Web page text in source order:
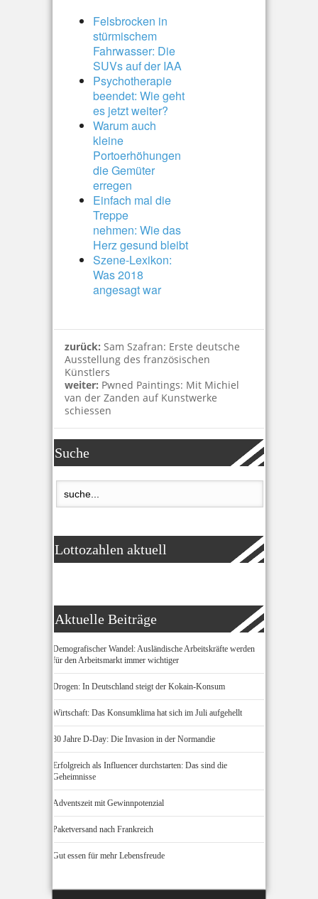
Felsbrocken in
stürmischem
Fahrwasser: Die
SUVs auf der IAA
Psychotherapie
beendet: Wie geht
es jetzt weiter?
Warum auch
kleine
Portoerhöhungen
die Gemüter
erregen
Einfach mal die
Treppe
nehmen: Wie das
Herz gesund bleibt
Szene-Lexikon:
Was 2018
angesagt war
zurück: Sam Szafran: Erste deutsche
Ausstellung des französischen
Künstlers
weiter: Pwned Paintings: Mit Michiel
van der Zanden auf Kunstwerke
schiessen
Suche
Lottozahlen aktuell
Aktuelle Beiträge
Demografischer Wandel: Ausländische Arbeitskräfte werden
für den Arbeitsmarkt immer wichtiger
Drogen: In Deutschland steigt der Kokain-Konsum
Wirtschaft: Das Konsumklima hat sich im Juli aufgehellt
80 Jahre D-Day: Die Invasion in der Normandie
Erfolgreich als Influencer durchstarten: Das sind die
Geheimnisse
Adventszeit mit Gewinnpotenzial
Paketversand nach Frankreich
Gut essen für mehr Lebensfreude